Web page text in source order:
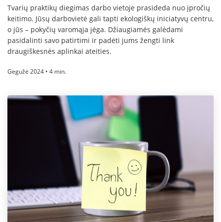
Tvarių praktikų diegimas darbo vietoje prasideda nuo įpročių
keitimo. Jūsų darbovietė gali tapti ekologiškų iniciatyvų centru,
o jūs – pokyčių varomąja jėga. Džiaugiamės galėdami
pasidalinti savo patirtimi ir padėti jums žengti link
draugiškesnės aplinkai ateities.
Gegužė 2024 • 4 min.